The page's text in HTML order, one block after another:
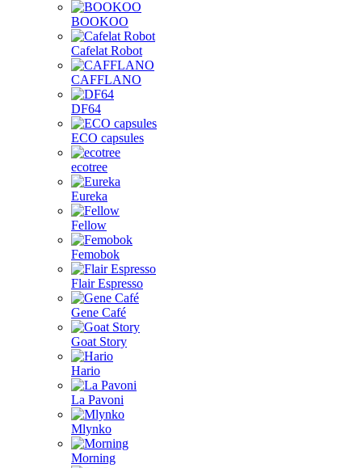
BOOKOO
Cafelat Robot
CAFFLANO
DF64
ECO capsules
ecotree
Eureka
Fellow
Femobok
Flair Espresso
Gene Café
Goat Story
Hario
La Pavoni
Mlynko
Morning